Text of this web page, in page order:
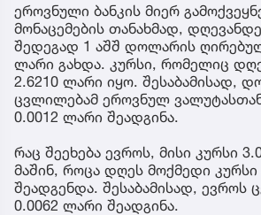
ეროვნული ბანკის მიერ
მონაცემების თანახმად,
შედეგად 1 აშშ დოლარის
ლარი გახდა. კურსი, რომელიც
2.6210 ლარი იყო. შესაბამისად,
ცვლილებამ ეროვნულ
0.0012 ლარი შეადგინა.
რაც შეეხება ევროს, მისი კურსი
მაშინ, როცა დღეს მოქმედი
შეადგენდა. შესაბამისად, ევროს
0.0062 ლარი შეადგინა.